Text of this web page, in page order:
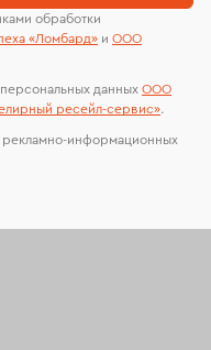
обработки
«Ломбард» и ООО
данных ООО
ресейл-сервиc».
рекламно-информационных